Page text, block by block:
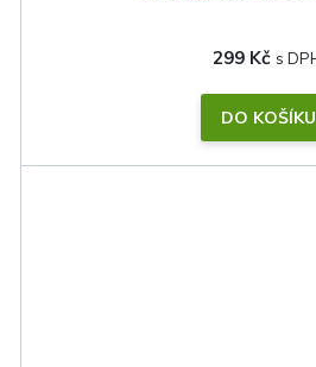
299 Kč
DO KOŠÍKU